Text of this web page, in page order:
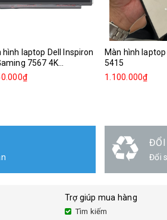
hình laptop Dell Inspiron
7567 4K...
Màn hình
5415
1.100.000₫
ĐỔI
Đổi
Trợ giúp mua hàng
Tìm kiếm